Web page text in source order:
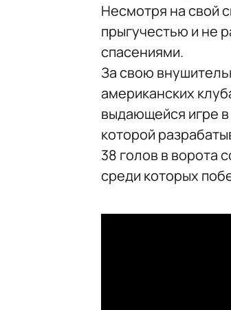
Несмотря на свой
прыгучестью и не
спасениями.
За свою
американских
выдающейся игре
которой
38 голов в ворота
среди которых